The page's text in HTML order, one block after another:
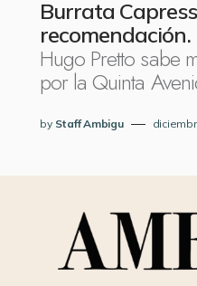
Burrata
recomendación.
Hugo Pretto sabe
por la Quinta
by Staff Ambigu